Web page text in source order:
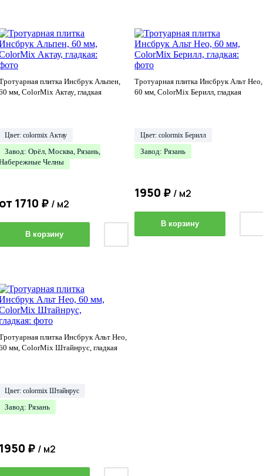
плитка Инсбрук Альпен,
мм, ColorMix Актау, гладкая
Цвет: colormix Актау
Завод: Орёл, Москва, Рязань,
Челны
1710 ₽ / м2
В корзину
Тротуарная плитка Инсбрук Альт Нео,
60 мм, ColorMix Берилл, гладкая
Цвет: colormix Берилл
Завод: Рязань
1950 ₽ / м2
В корзину
плитка Инсбрук Альт Нео,
мм, ColorMix Штайнрус, гладкая
Цвет: colormix Штайнрус
Завод: Рязань
₽ / м2